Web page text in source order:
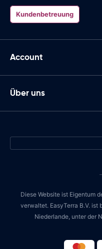
Kundenbetreuung
Account
Über uns
Diese Website ist Eigentum
verwaltet. EasyTerra B.V. ist
Niederlande, unter der